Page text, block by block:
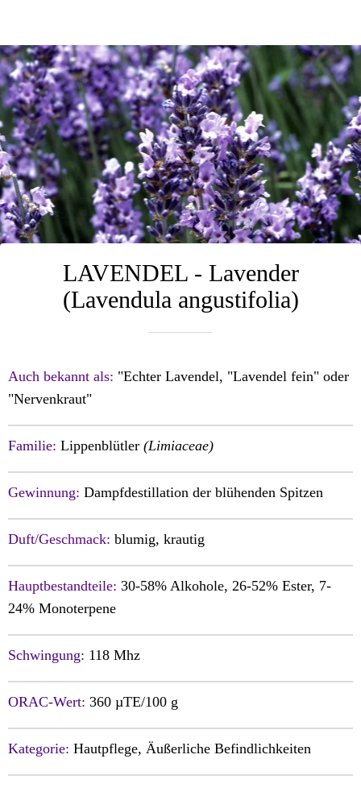
LAVENDEL - Lavender
(Lavendula angustifolia)
Auch bekannt als: "Echter Lavendel, "Lavendel fein" oder
"Nervenkraut"
Familie: Lippenblütler (Limiaceae)
Gewinnung: Dampfdestillation der blühenden Spitzen
Duft/Geschmack: blumig, krautig
Hauptbestandteile: 30-58% Alkohole, 26-52% Ester, 7-
24% Monoterpene
Schwingung: 118 Mhz
ORAC-Wert: 360 µTE/100 g
Kategorie: Hautpflege, Äußerliche Befindlichkeiten